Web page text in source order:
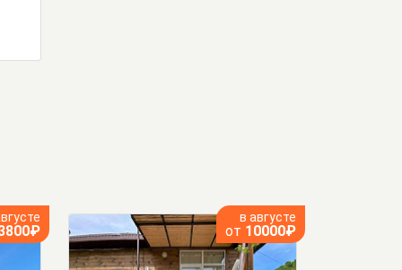
в августе
от 10000₽